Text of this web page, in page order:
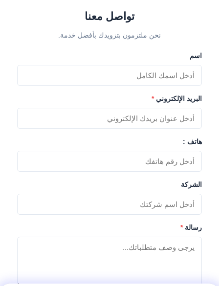
تواصل معنا
نحن ملتزمون بتزويدك بأفضل خدمة.
اسم
البريد الإلكتروني*
هاتف :
الشركة
رسالة*